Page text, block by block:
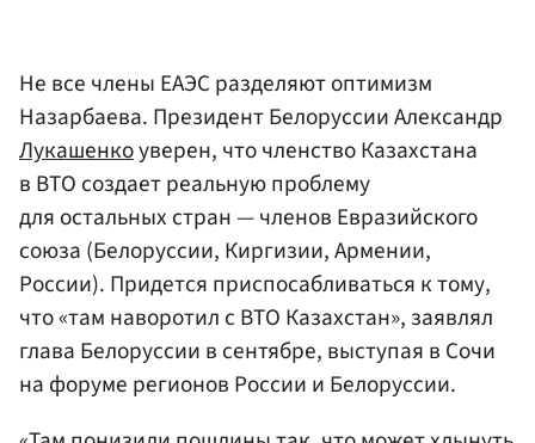
Не все члены ЕАЭС разделяют оптимизм
Назарбаева. Президент Белоруссии Александр
Лукашенкоуверен, что членство Казахстана
в ВТО создает реальную проблему
для остальных стран — членов Евразийского
союза (Белоруссии, Киргизии, Армении,
России). Придется приспосабливаться к тому,
что «там наворотил с ВТО Казахстан», заявлял
глава Белоруссии в сентябре, выступая в Сочи
на форуме регионов России и Белоруссии.